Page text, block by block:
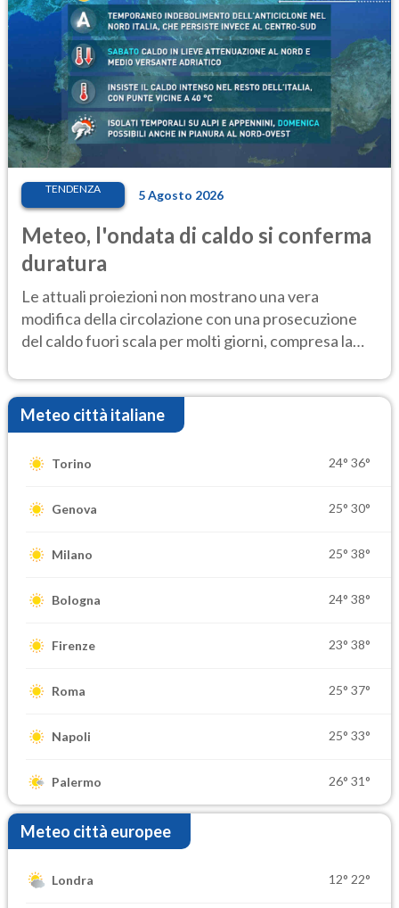
TENDENZA 5 Agosto 2026
Meteo, l'ondata di caldo si conferma
duratura
Le attuali proiezioni non mostrano una vera
modifica della circolazione con una prosecuzione
del caldo fuori scala per molti giorni, compresa la
Meteo città italiane
Torino 24° 36°
Genova 25° 30°
Milano 25° 38°
Bologna 24° 38°
Firenze 23° 38°
Roma 25° 37°
Napoli 25° 33°
Palermo 26° 31°
Meteo città europee
Londra 12° 22°